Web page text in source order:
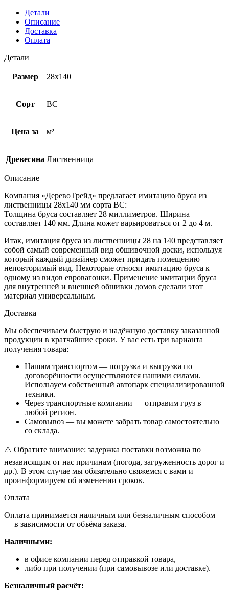
Детали
Описание
Доставка
Оплата
Детали
Размер 28х140
Сорт BC
Цена за м²
Древесина Лиственница
Описание
Компания «ДеревоTрейд» предлагает имитацию бруса из
лиственницы 28х140 мм сорта BC:
Толщина бруса составляет 28 миллиметров. Ширина
составляет 140 мм. Длина может варьироваться от 2 до 4 м.
Итак, имитация бруса из лиственницы 28 на 140 представляет
собой самый современный вид обшивочной доски, используя
который каждый дизайнер сможет придать помещению
неповторимый вид. Некоторые относят имитацию бруса к
одному из видов евровагонки. Применение имитации бруса
для внутренней и внешней обшивки домов сделали этот
материал универсальным.
Доставка
Мы обеспечиваем быструю и надёжную доставку заказанной
продукции в кратчайшие сроки. У вас есть три варианта
получения товара:
Нашим транспортом — погрузка и выгрузка по
договорённости осуществляются нашими силами.
Используем собственный автопарк специализированной
техники.
Через транспортные компании — отправим груз в
любой регион.
Самовывоз — вы можете забрать товар самостоятельно
со склада.
⚠️ Обратите внимание: задержка поставки возможна по
независящим от нас причинам (погода, загруженность дорог и
др.). В этом случае мы обязательно свяжемся с вами и
проинформируем об изменении сроков.
Оплата
Оплата принимается наличным или безналичным способом
— в зависимости от объёма заказа.
Наличными:
в офисе компании перед отправкой товара,
либо при получении (при самовывозе или доставке).
Безналичный расчёт: